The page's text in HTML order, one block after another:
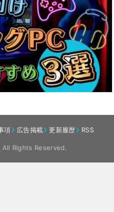
項 広告掲載 更新履歴 RSS
All Rights Reserved.